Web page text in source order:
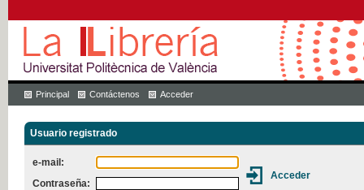
Principal Contáctenos Acceder
Usuario registrado
e-mail:
Contraseña: